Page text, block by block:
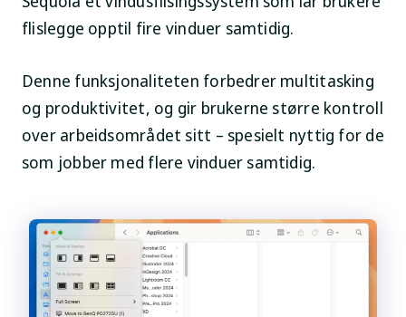
flislegge opptil fire vinduer samtidig.
Denne funksjonaliteten forbedrer multitasking
og produktivitet, og gir brukerne større kontroll
over arbeidsområdet sitt – spesielt nyttig for de
som jobber med flere vinduer samtidig.